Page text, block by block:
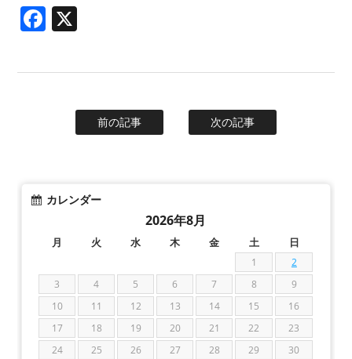
Facebook
前の記事 次の記事
カレンダー
2026年8月
月 火 水 木 金 土 日
1
2
3
4 5 6 7 8
9
10
11 12 13 14 15
16
17
18 19 20 21 22
23
24
25 26 27 28 29
30